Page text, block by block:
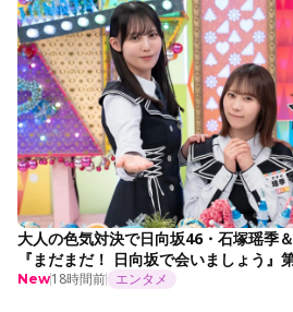
大人の色気対決で日向坂46・石塚瑶季
『まだまだ！ 日向坂で会いましょう』
New18時間前 エンタメ